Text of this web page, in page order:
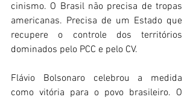
cinismo. O Brasil não precisa de tropas
americanas. Precisa de um Estado que
recupere o controle dos territórios
dominados pelo PCC e pelo CV.
Flávio Bolsonaro celebrou a medida
como vitória para o povo brasileiro. O